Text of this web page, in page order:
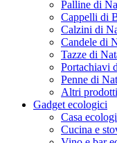
Palline di
Cappelli di
Calzini di
Candele di
Tazze di
Portachiavi
Penne di
Altri
Gadget ecologici
Casa
Cucina e